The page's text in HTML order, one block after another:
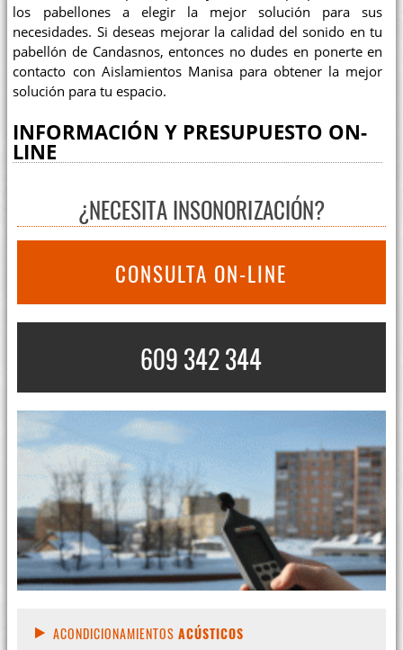
los pabellones a elegir la mejor solución para sus
necesidades. Si deseas mejorar la calidad del sonido en tu
pabellón de Candasnos, entonces no dudes en ponerte en
contacto con Aislamientos Manisa para obtener la mejor
solución para tu espacio.
INFORMACIÓN Y PRESUPUESTO ON-
LINE
¿NECESITA INSONORIZACIÓN?
CONSULTA ON-LINE
609 342 344
ACONDICIONAMIENTOS ACÚSTICOS